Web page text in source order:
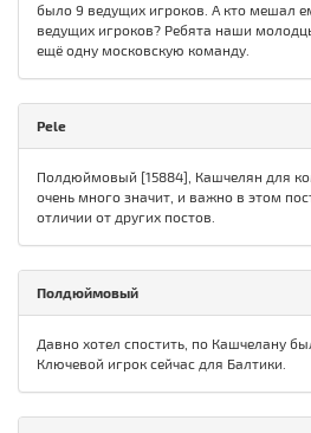
было 9 ведущих игроков. А кто мешал
ведущих игроков? Ребята наши
ещё одну московскую команду.
Pele
Полдюймовый [15884], Кашчелян для
очень много значит, и важно в этом
отличии от других постов.
Полдюймовый
Давно хотел спостить, по Кашчелану
Ключевой игрок сейчас для Балтики.